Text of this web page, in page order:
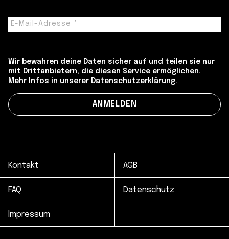
Wir bewahren deine Daten sicher auf und teilen sie nur
mit Drittanbietern, die diesen Service ermöglichen.
Mehr Infos in unserer Datenschutzerklärung.
Kontakt AGB
FAQ Datenschutz
Impressum